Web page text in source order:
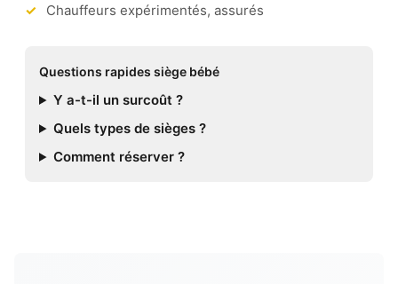
Chauffeurs expérimentés, assurés
Questions rapides siège bébé
Y a-t-il un surcoût ?
Quels types de sièges ?
Comment réserver ?